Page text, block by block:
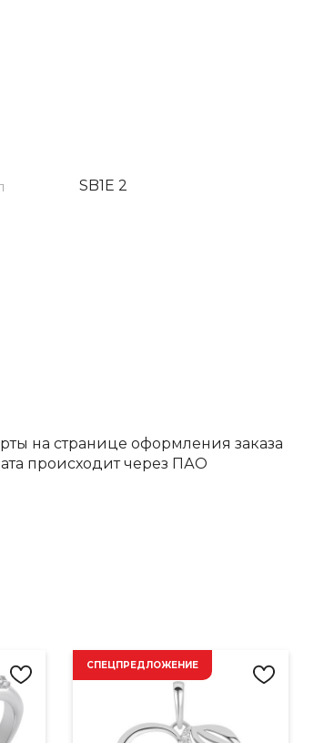
SB1E 2
на странице оформления заказа
происходит через ПАО
СПЕЦПРЕДЛОЖЕНИЕ